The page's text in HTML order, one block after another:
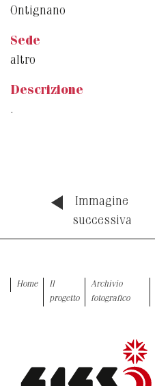
Ontignano
Sede
altro
Descrizione
.
Immagine
successiva
Home
Il
progetto
Archivio
fotografico